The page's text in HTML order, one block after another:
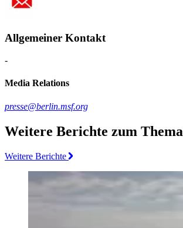
Allgemeiner Kontakt
-
Media Relations
presse@berlin.msf.org
Weitere Berichte zum Thema
Weitere Berichte